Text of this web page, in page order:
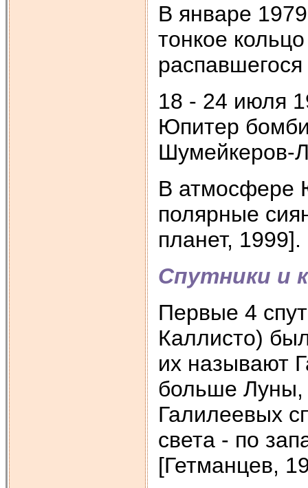
В январе
тонкое
распавшегося
18 - 24 июля
Юпитер
Шумейкеров-
В атмосфере
полярные
планет,
Спутники и
Первые 4
Каллисто)
их называют
больше Луны,
Галилеевых
света - по
[Гетманцев,